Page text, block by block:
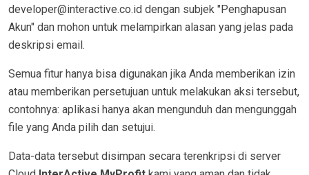
developer@interactive.co.id dengan subjek "Penghapusan
Akun" dan mohon untuk melampirkan alasan yang jelas pada
deskripsi email.
Semua fitur hanya bisa digunakan jika Anda memberikan izin
atau memberikan persetujuan untuk melakukan aksi tersebut,
contohnya: aplikasi hanya akan mengunduh dan mengunggah
file yang Anda pilih dan setujui.
Data-data tersebut disimpan secara terenkripsi di server